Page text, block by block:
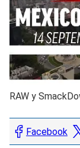
RAW y
Facebook